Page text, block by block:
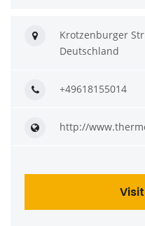
Krotzenburger
Deutschland
+49618155014
http://